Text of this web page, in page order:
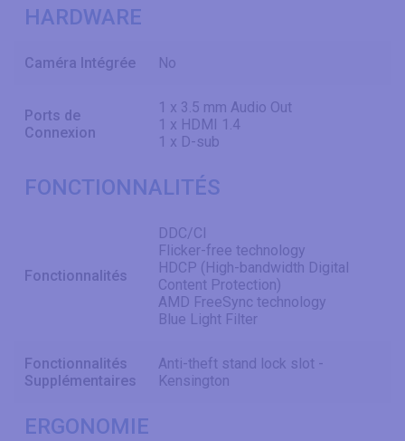
HARDWARE
Caméra Intégrée No
Ports de
Connexion
1 x 3.5 mm Audio Out
1 x HDMI 1.4
1 x D-sub
FONCTIONNALITÉS
Fonctionnalités
DDC/CI
Flicker-free technology
HDCP (High-bandwidth Digital
Content Protection)
AMD FreeSync technology
Blue Light Filter
Fonctionnalités
Supplémentaires
Anti-theft stand lock slot -
Kensington
ERGONOMIE